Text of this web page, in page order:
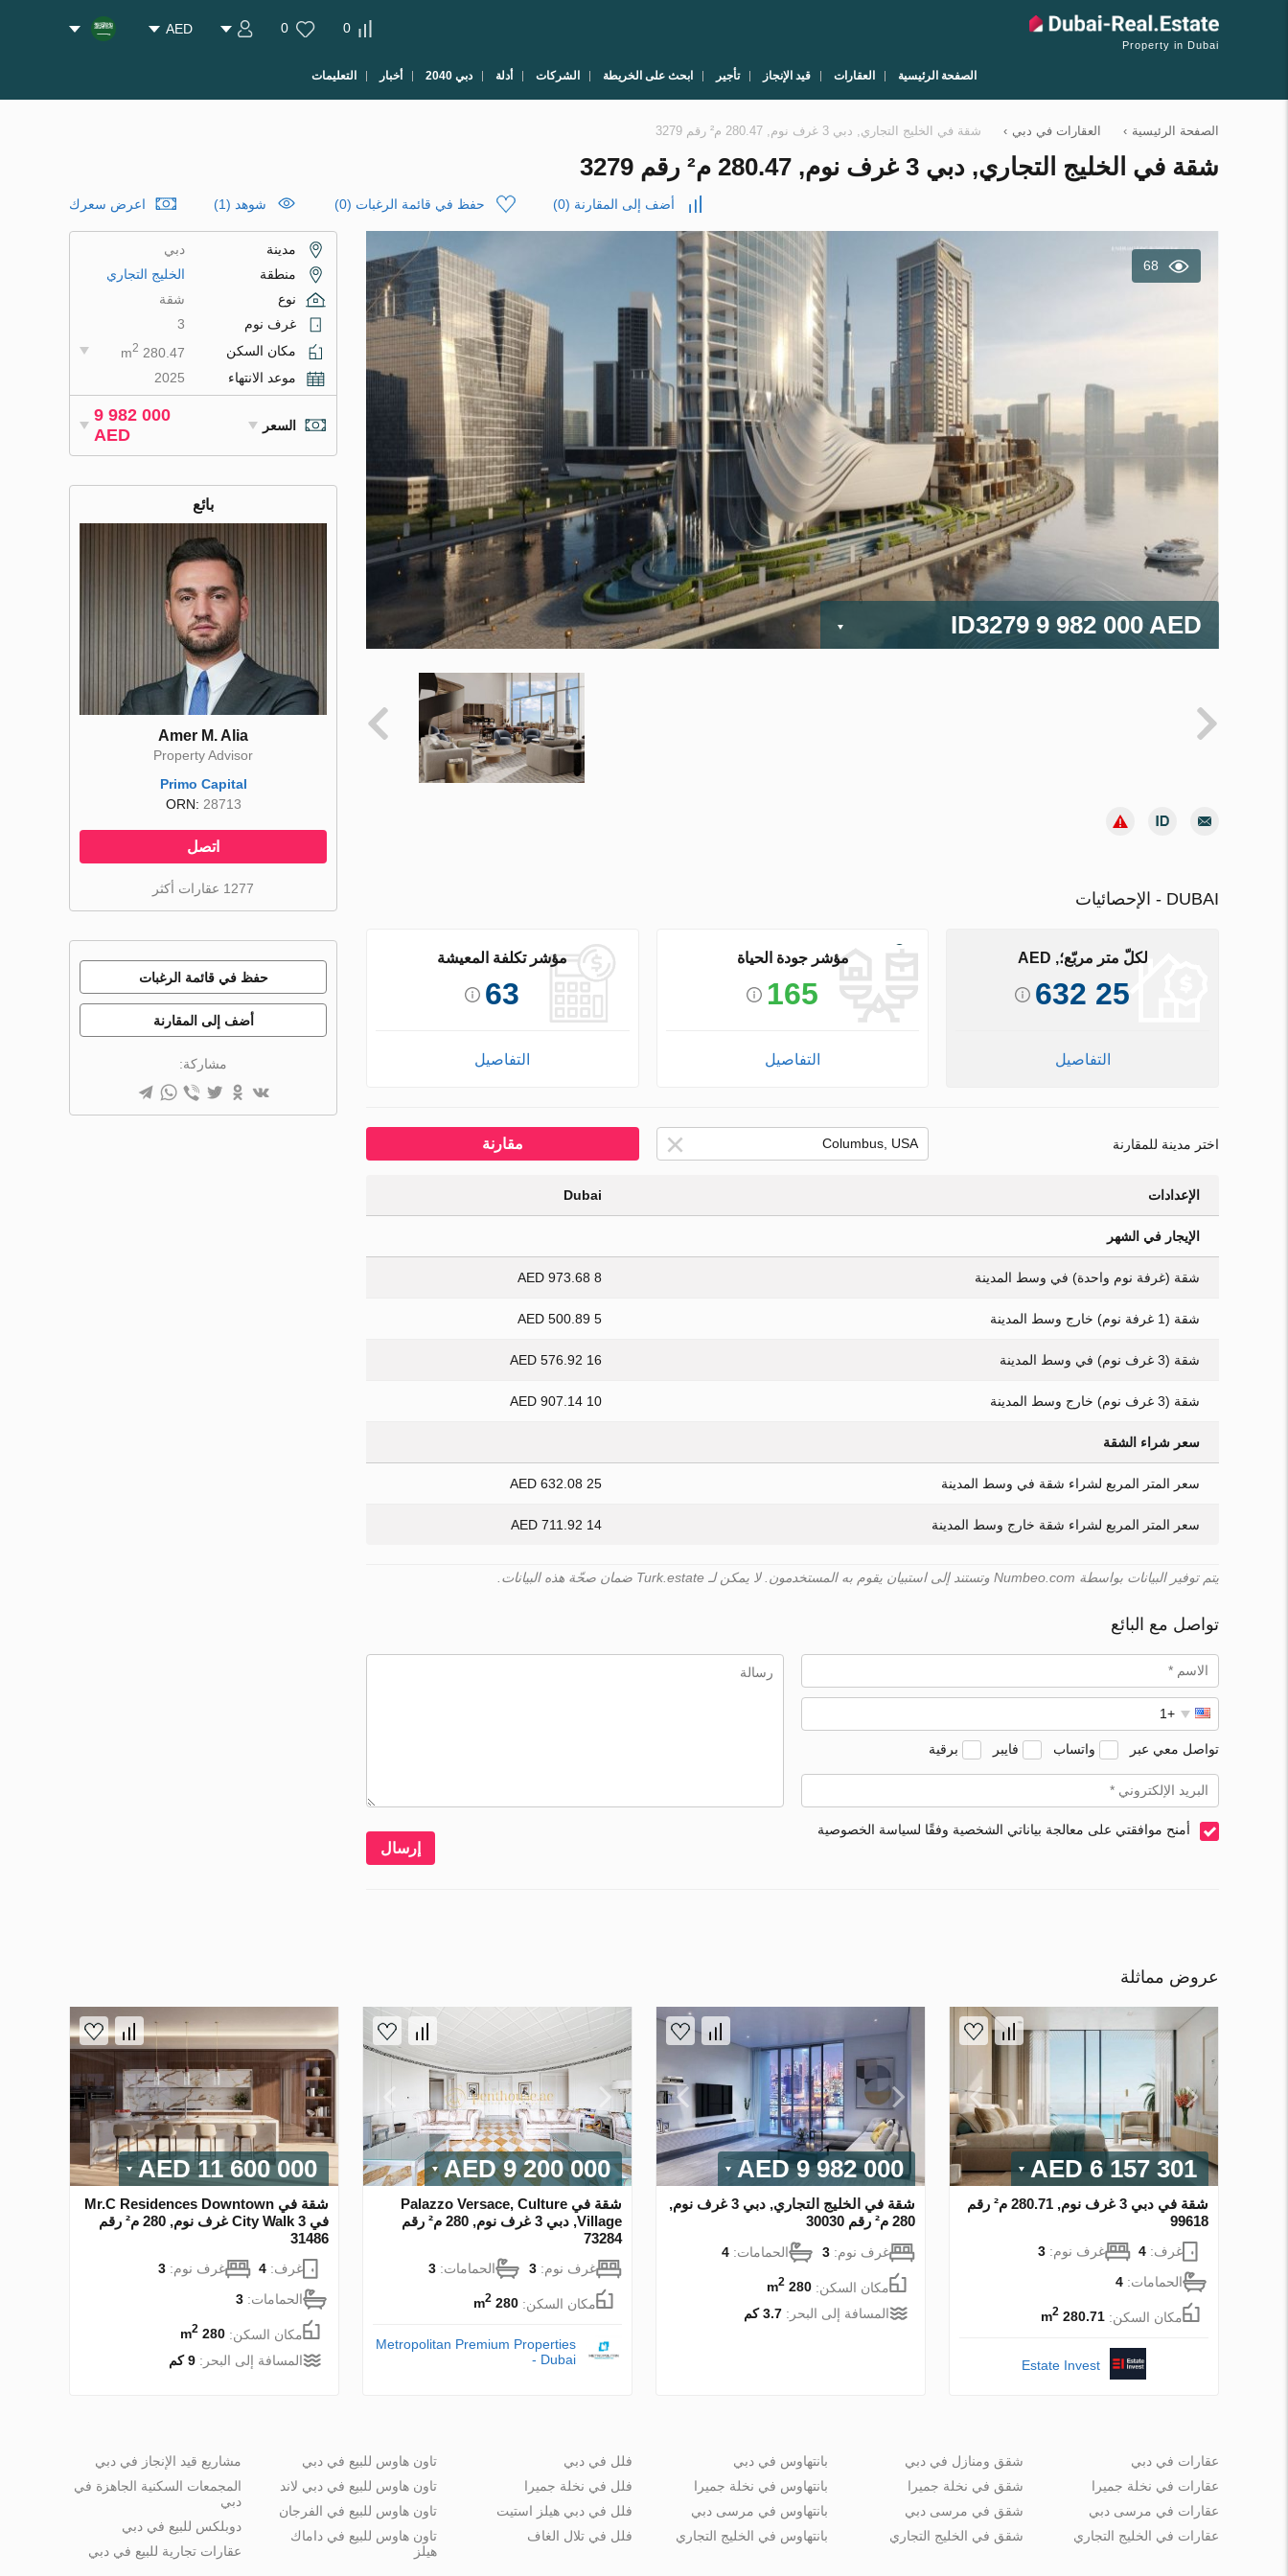
Property in Dubai
0
0
AED
الصفحة الرئيسية العقارات قيد الإنجاز تأجير ابحث على الخريطة الشركات أدلة دبي 2040 أخبار التعليمات
الصفحة الرئيسية › العقارات في دبي › شقة في الخليج التجاري, دبي 3 غرف نوم, 280.47 م² رقم 3279
شقة في الخليج التجاري, دبي 3 غرف نوم, 280.47 م² رقم 3279
أضف إلى المقارنة (
0
) حفظ في قائمة الرغبات (
0
) شوهد (1) اعرض سعرك
68
ID3279 9 982 000 AED
DUBAI - الإحصائيات
لكلّ متر مربّع؛, AED
25 632
التفاصيل
مؤشر جودة الحياة
165
التفاصيل
مؤشر تكلفة المعيشة
63
التفاصيل
اختر مدينة للمقارنة مقارنة
الإعدادات Dubai
الإيجار في الشهر
شقة (غرفة نوم واحدة) في وسط المدينة 8 973.68 AED
شقة (1 غرفة نوم) خارج وسط المدينة 5 500.89 AED
شقة (3 غرف نوم) في وسط المدينة 16 576.92 AED
شقة (3 غرف نوم) خارج وسط المدينة 10 907.14 AED
سعر شراء الشقة
سعر المتر المربع لشراء شقة في وسط المدينة 25 632.08 AED
سعر المتر المربع لشراء شقة خارج وسط المدينة 14 711.92 AED
يتم توفير البيانات بواسطة Numbeo.com وتستند إلى استبيان يقوم به المستخدمون. لا يمكن لـ Turk.estate ضمان صحّة هذه البيانات.
تواصل مع البائع
تواصل معي عبر واتساب فايبر برقية
أمنح موافقتي على معالجة بياناتي الشخصية وفقًا لسياسة الخصوصية
إرسال
مدينة
دبي
منطقة
الخليج التجاري
نوع
شقة
غرف نوم
3
مكان السكن
280.47 m
2
موعد الانتهاء 2025
السعر
9 982 000
AED
بائع
Amer M. Alia
Property Advisor
Primo Capital
ORN: 28713
اتصل
1277 عقارات أكثر
حفظ في قائمة الرغبات
أضف إلى المقارنة
مشاركة:
عروض مماثلة
6 157 301 AED
شقة في دبي 3 غرف نوم, 280.71 م² رقم
99618
غرف: 4 غرف نوم: 3
الحمامات: 4
مكان السكن: 280.71 m
2
Estate Invest
9 982 000 AED
شقة في الخليج التجاري, دبي 3 غرف نوم,
280 م² رقم 30030
غرف نوم: 3 الحمامات: 4
مكان السكن: 280 m
2
المسافة إلى البحر: 3.7 كم
9 200 000 AED
شقة في Palazzo Versace, Culture
Village, دبي 3 غرف نوم, 280 م² رقم
73284
غرف نوم: 3 الحمامات: 3
مكان السكن: 280 m
2
Metropolitan Premium Properties
- Dubai
11 600 000 AED
شقة في Mr.C Residences Downtown
في City Walk 3 غرف نوم, 280 م² رقم
31486
غرف: 4 غرف نوم: 3
الحمامات: 3
مكان السكن: 280 m
2
المسافة إلى البحر: 9 كم
عقارات في دبي
عقارات في نخلة جميرا
عقارات في مرسى دبي
عقارات في الخليج التجاري
شقق ومنازل في دبي
شقق في نخلة جميرا
شقق في مرسى دبي
شقق في الخليج التجاري
بانتهاوس في دبي
بانتهاوس في نخلة جميرا
بانتهاوس في مرسى دبي
بانتهاوس في الخليج التجاري
فلل في دبي
فلل في نخلة جميرا
فلل في دبي هيلز استيت
فلل في تلال الغاف
تاون هاوس للبيع في دبي
تاون هاوس للبيع في دبي لاند
تاون هاوس للبيع في الفرجان
تاون هاوس للبيع في داماك
هيلز
مشاريع قيد الإنجاز في دبي
المجمعات السكنية الجاهزة في
دبي
دوبلكس للبيع في دبي
عقارات تجارية للبيع في دبي